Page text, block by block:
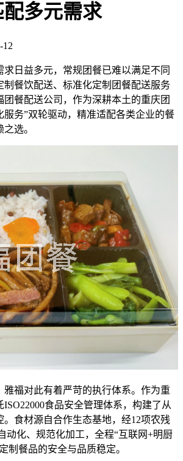
多元需求
12
日益多元，常规团餐已难以满足不同
餐饮配送、标准化定制团餐配送服务
餐配送公司，作为深耕本土的重庆团
务”双轮驱动，精准适配各类企业的餐
选。
福对此有着严苛的执行体系。作为重
食品安全管理体系，构建了从
食材源自合作生态基地，经12项农残
动化、规范化加工，全程“互联网+明厨
制餐品的安全与品质稳定。